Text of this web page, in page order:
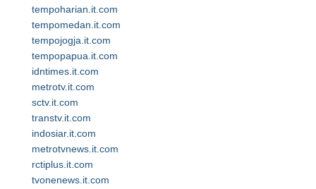
tempoharian.it.com
tempomedan.it.com
tempojogja.it.com
tempopapua.it.com
idntimes.it.com
metrotv.it.com
sctv.it.com
transtv.it.com
indosiar.it.com
metrotvnews.it.com
rctiplus.it.com
tvonenews.it.com